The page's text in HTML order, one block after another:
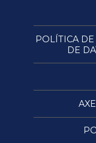
POLÍTICA
DE